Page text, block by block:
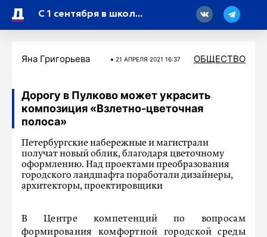
С 1 сентября в школы переходят на обновленные образовательные стандарты
Яна Григорьева 21 АПРЕЛЯ 2021 16:37 ОБЩЕСТВО
Дорогу в Пулково может украсить
композиция «Взлетно-цветочная
полоса»
Петербургские набережные и магистрали
получат новый облик, благодаря цветочному
оформлению. Над проектами преобразования
городского ландшафта поработали дизайнеры,
архитекторы, проектировщики
В Центре компетенций по вопросам
формирования комфортной городской среды